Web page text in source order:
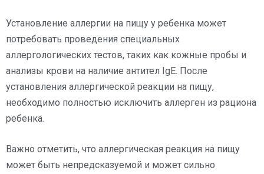
Установление аллергии на пищу у ребенка может
потребовать проведения специальных
аллергологических тестов, таких как кожные пробы и
анализы крови на наличие антител IgE. После
установления аллергической реакции на пищу,
необходимо полностью исключить аллерген из рациона
ребенка.
Важно отметить, что аллергическая реакция на пищу
может быть непредсказуемой и может сильно